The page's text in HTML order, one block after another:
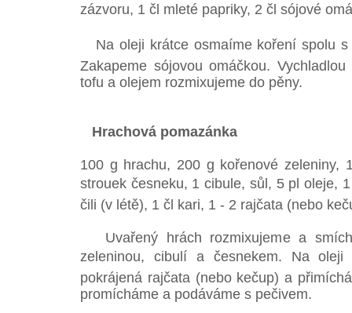
zázvoru, 1 čl mleté papriky, 2 čl sójové
Na oleji krátce osmaíme koření spolu s
Zakapeme sójovou omáčkou.
tofu a olejem rozmixujeme do pěny.
Hrachová pomazánka
100 g hrachu, 200 g kořenové zeleniny,
strouek česneku, 1 cibule, sůl, 5 pl oleje,
čili (v létě), 1 čl kari, 1 - 2 rajčata (nebo
Uvařený hrách rozmixujeme a
zeleninou, cibulí a česnekem. Na oleji
pokrájená rajčata (nebo kečup) a
promícháme a podáváme s pečivem.